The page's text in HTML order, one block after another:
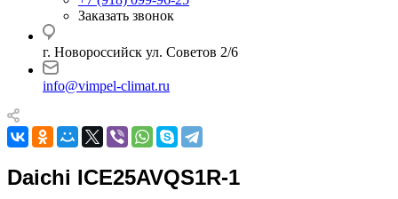
Заказать звонок
г. Новороссийск ул. Советов 2/6
info@vimpel-climat.ru
Daichi ICE25AVQS1R-1